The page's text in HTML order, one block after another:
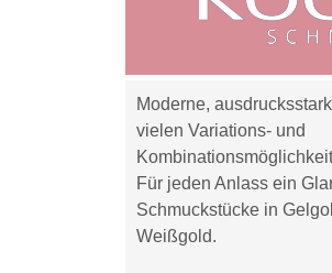
Moderne,
vielen Variations- und
Für jeden Anlass ein
Schmuckstücke in
Weißgold.